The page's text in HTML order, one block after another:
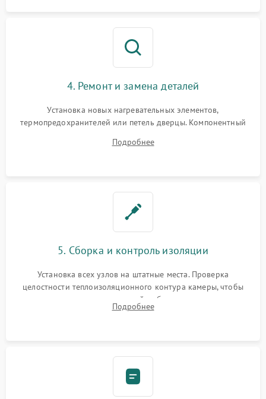
4. Ремонт и замена деталей
Установка новых нагревательных элементов,
термопредохранителей или петель дверцы. Компонентный
выгоревших реле, восстановление контактов и замена
Подробнее
5. Сборка и контроль изоляции
Установка всех узлов на штатные места. Проверка
целостности теплоизоляционного контура камеры, чтобы
исключить перегрев кухонной мебели и потерю тепла.
Надежная фиксация клемм и сборка корпуса шкафа.
Подробнее